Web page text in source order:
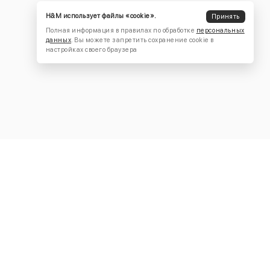
H&M использует файлы «cookie».
Принять
Полная информация в правилах по обработке персональных
данных. Вы можете запретить сохранение cookie в
настройках своего браузера